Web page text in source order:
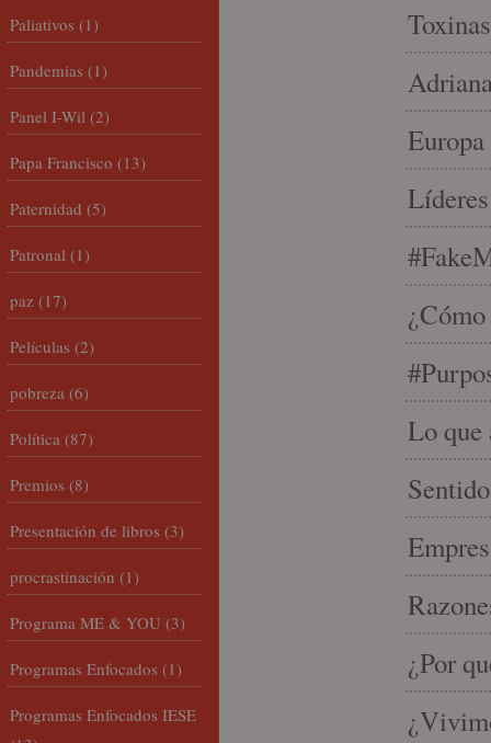
Lo que
¿Por
Paliativos (1)
Pandemias (1)
Panel I-Wil (2)
Papa Francisco (13)
Paternidad (5)
Patronal (1)
paz (17)
Películas (2)
pobreza (6)
Política (87)
Premios (8)
Presentación de libros (3)
procrastinación (1)
Programa ME & YOU (3)
Programas Enfocados (1)
Programas Enfocados IESE